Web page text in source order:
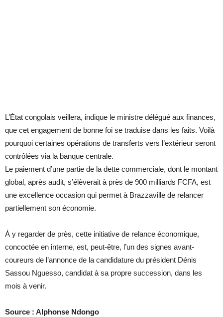
L’État congolais veillera, indique le ministre délégué aux finances,
que cet engagement de bonne foi se traduise dans les faits. Voilà
pourquoi certaines opérations de transferts vers l’extérieur seront
contrôlées via la banque centrale.
Le paiement d’une partie de la dette commerciale, dont le montant
global, après audit, s’élèverait à près de 900 milliards FCFA, est
une excellence occasion qui permet à Brazzaville de relancer
partiellement son économie.
À y regarder de près, cette initiative de relance économique,
concoctée en interne, est, peut-être, l’un des signes avant-
coureurs de l’annonce de la candidature du président Dénis
Sassou Nguesso, candidat à sa propre succession, dans les
mois à venir.
Source : Alphonse Ndongo